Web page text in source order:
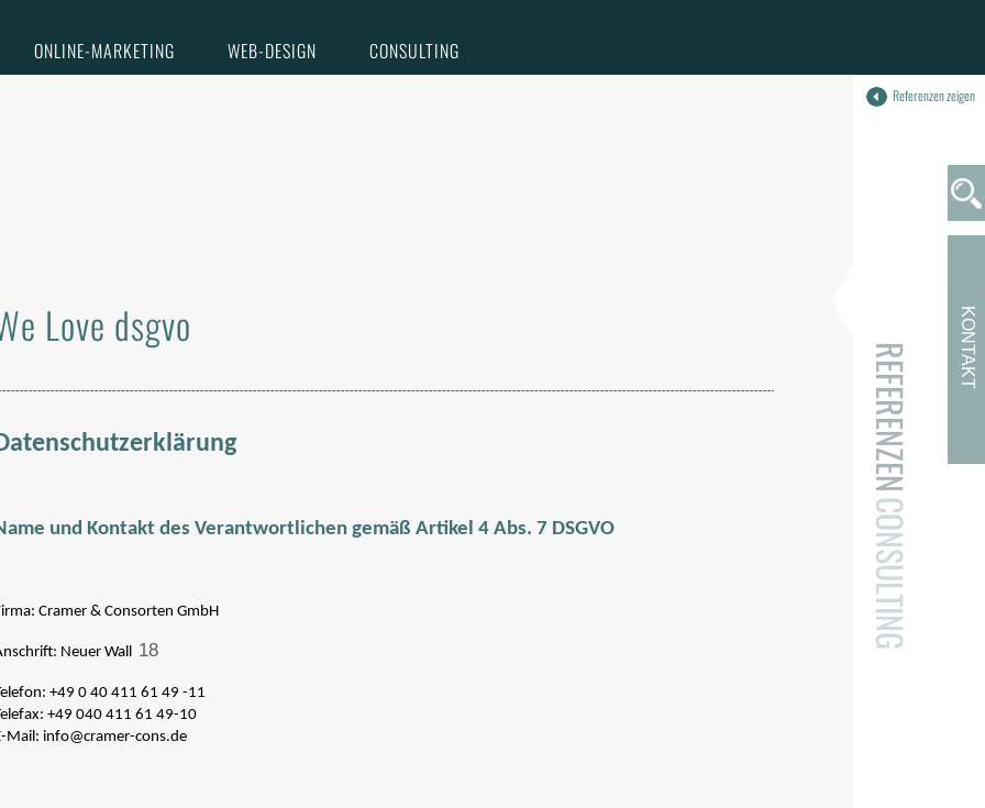
ONLINE-MARKETING WEB-DESIGN CONSULTING
KONTAKT
Love dsgvo
und Kontakt des Verantwortlichen gemäß Artikel 4 Abs. 7 DSGVO
Cramer & Consorten GmbH
Neuer Wall 18
+49 0 40 411 61 49 -11
+49 040 411 61 49-10
Mail: info@cramer-cons.de
Referenzen zeigen
REFERENZEN
CONSULTING